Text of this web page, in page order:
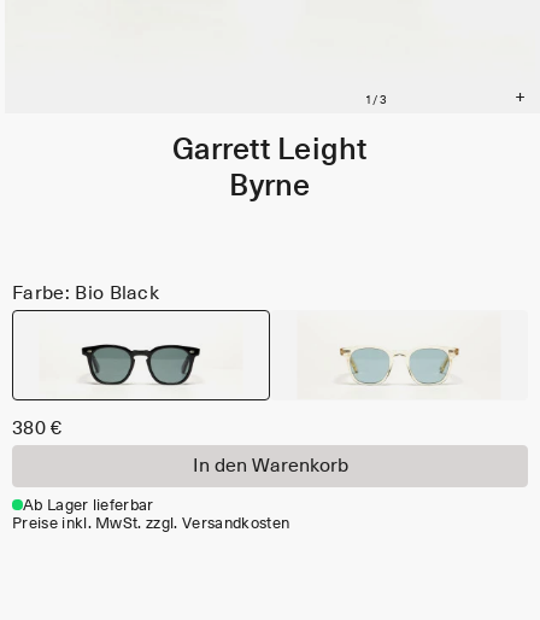
Garrett Leight
Byrne
Farbe: Bio Black
380 €
In den Warenkorb
Ab Lager lieferbar
Preise inkl. MwSt. zzgl. Versandkosten